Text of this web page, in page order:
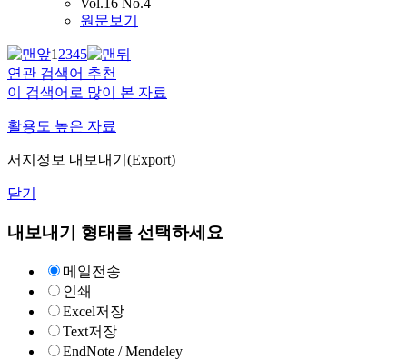
Vol.16 No.4
원문보기
12345
연관 검색어 추천
이 검색어로 많이 본 자료
활용도 높은 자료
서지정보 내보내기(Export)
닫기
내보내기 형태를 선택하세요
메일전송
인쇄
Excel저장
Text저장
EndNote / Mendeley